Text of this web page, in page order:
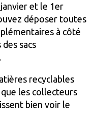
et le 1er
déposer toutes
à côté
sacs
recyclables
les collecteurs
bien voir le